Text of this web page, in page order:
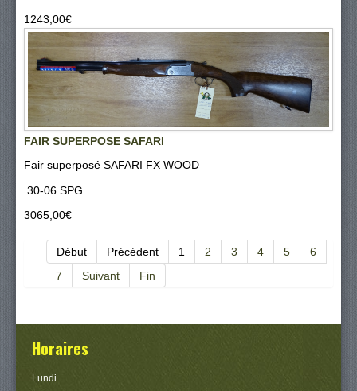
1243,00‎€
FAIR SUPERPOSE SAFARI
Fair superposé SAFARI FX WOOD
.30-06 SPG
3065,00‎€
Début Précédent 1 2 3 4 5
6
7
Suivant Fin
Horaires
Lundi